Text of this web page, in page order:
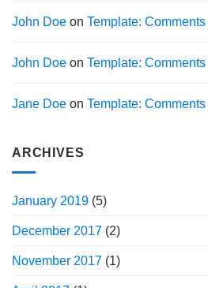
John Doe on Template: Comments
John Doe on Template: Comments
Jane Doe on Template: Comments
ARCHIVES
January 2019 (5)
December 2017 (2)
November 2017 (1)